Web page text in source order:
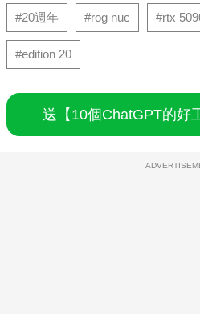
#20週年 #rog nuc #rtx
#edition 20
送【10個ChatGPT的好